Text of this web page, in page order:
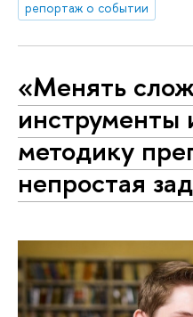
репортаж о событии
«Менять
инструменты
методику
непростая